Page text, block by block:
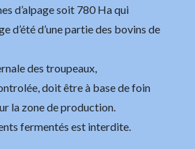
d’alpage soit 780 Ha qui
d’été d’une partie des bovins de
des troupeaux,
doit être à base de foin
la zone de production.
fermentés est interdite.